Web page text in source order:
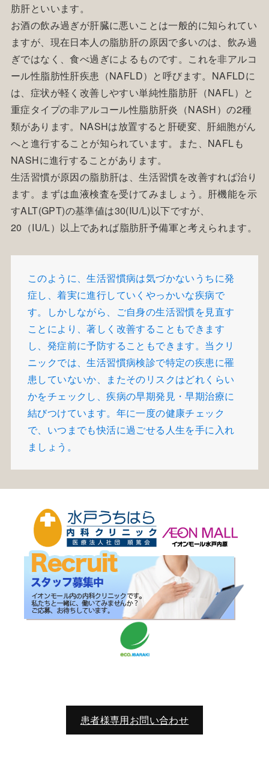
肪肝といいます。
お酒の飲み過ぎが肝臓に悪いことは一般的に知られてい
ますが、現在日本人の脂肪肝の原因で多いのは、飲み過
ぎではなく、食べ過ぎによるものです。これを非アルコ
ール性脂肪性肝疾患（NAFLD）と呼びます。NAFLDに
は、症状が軽く改善しやすい単純性脂肪肝（NAFL）と
重症タイプの非アルコール性脂肪肝炎（NASH）の2種
類があります。NASHは放置すると肝硬変、肝細胞がん
へと進行することが知られています。また、NAFLも
NASHに進行することがあります。
生活習慣が原因の脂肪肝は、生活習慣を改善すれば治り
ます。まずは血液検査を受けてみましょう。肝機能を示
すALT(GPT)の基準値は30(IU/L)以下ですが、
20（IU/L）以上であれば脂肪肝予備軍と考えられます。
このように、生活習慣病は気づかないうちに発
症し、着実に進行していくやっかいな疾病で
す。しかしながら、ご自身の生活習慣を見直す
ことにより、著しく改善することもできます
し、発症前に予防することもできます。当クリ
ニックでは、生活習慣病検診で特定の疾患に罹
患していないか、またそのリスクはどれくらい
かをチェックし、疾病の早期発見・早期治療に
結びつけています。年に一度の健康チェック
で、いつまでも快活に過ごせる人生を手に入れ
ましょう。
患者様専用お問い合わせ